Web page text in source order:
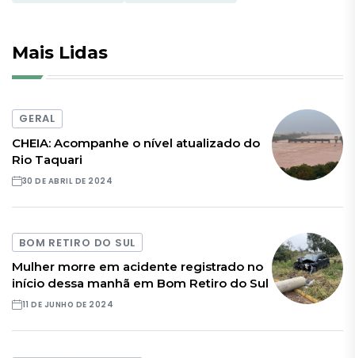
Mais Lidas
GERAL
CHEIA: Acompanhe o nível atualizado do
Rio Taquari
30 DE ABRIL DE 2024
BOM RETIRO DO SUL
Mulher morre em acidente registrado no
início dessa manhã em Bom Retiro do Sul
11 DE JUNHO DE 2024